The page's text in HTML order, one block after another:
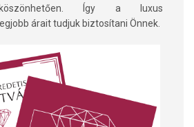
köszönhetően. Így a luxus
árait tudjuk biztosítani Önnek.